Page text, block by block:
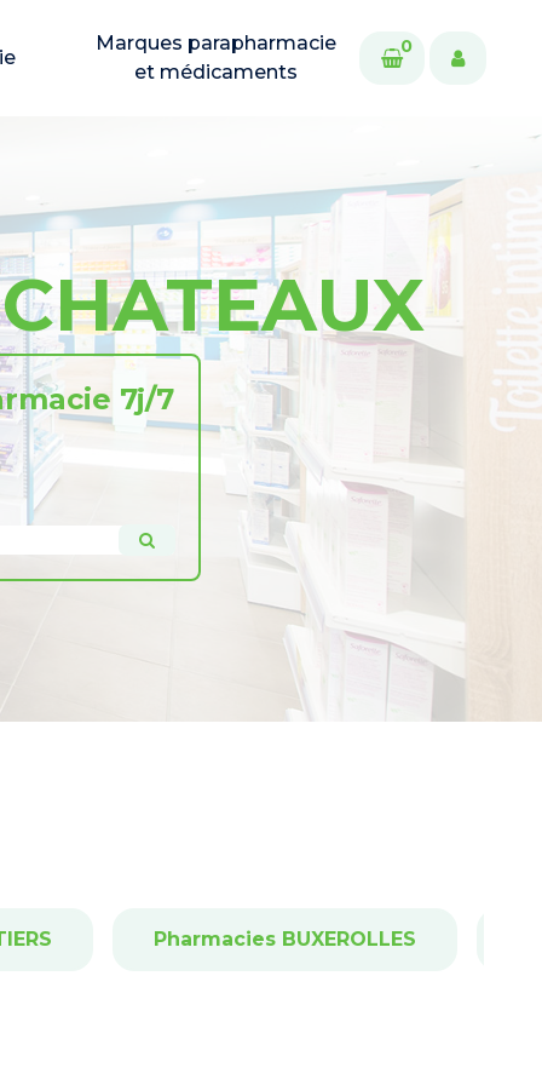
Marques parapharmacie
et médicaments
0
7j/7
Pharmacies BUXEROLLES